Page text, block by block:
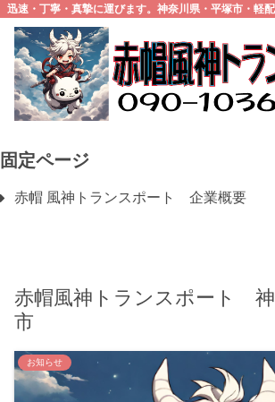
迅速・丁寧・真摯に運びます。神奈川県・平塚市・軽
固定ページ
赤帽 風神トランスポート 企業概要
赤帽風神トランスポート 神
市
お知らせ